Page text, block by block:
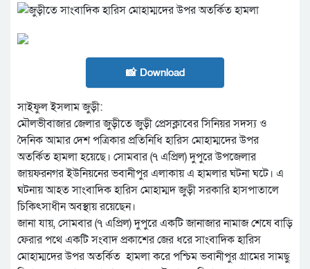
📸 Download
সাইফুল ইসলাম জুড়ী:
মৌলভীবাজার জেলার জুড়ীতে জুড়ী প্রেসক্লাবের সিনিয়র সদস্য ও
দৈনিক আমার দেশ পত্রিকার প্রতিনিধি হারিস মোহাম্মদের উপর
অতর্কিত হামলা হয়েছে। সোমবার (৭ এপ্রিল) দুপুরে উপজেলার
জায়ফরনগর ইউনিয়নের ভবানীপুর এলাকায় এ হামলার ঘটনা ঘটে। এ
ঘটনায় আহত সাংবাদিক হারিস মোহাম্মদ জুড়ী সরকারি হাসপাতালে
চিকিৎসাধীন অবস্থায় রয়েছেন।
জানা যায়, সোমবার (৭ এপ্রিল) দুপুরে একটি জানাজার নামাজ শেষে বাড়ি
ফেরার পথে একটি সংবাদ প্রকাশের জের ধরে সাংবাদিক হারিস
মোহাম্মদের উপর অতর্কিত হামলা করে পশ্চিম ভবানীপুর গ্রামের সামছু